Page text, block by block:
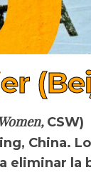
China.
eliminar la